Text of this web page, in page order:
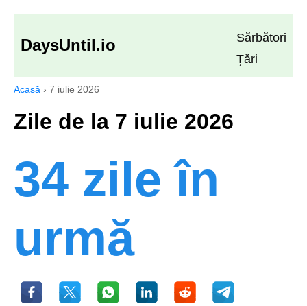
DaysUntil.io
Sărbători
Țări
Acasă › 7 iulie 2026
Zile de la 7 iulie 2026
34 zile în
urmă